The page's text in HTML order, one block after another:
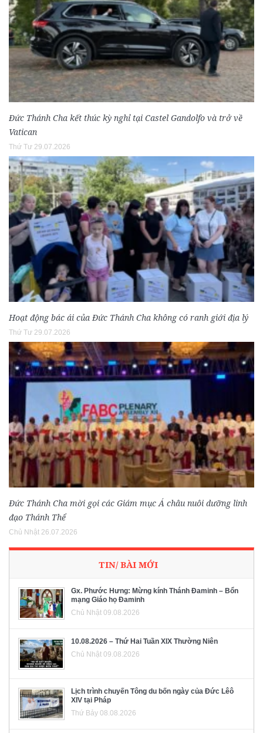
Đức Thánh Cha kết thúc kỳ nghỉ tại Castel Gandolfo và trở về
Vatican
Thứ Tư 29.07.2026
Hoạt động bác ái của Đức Thánh Cha không có ranh giới địa lý
Thứ Tư 29.07.2026
Đức Thánh Cha mời gọi các Giám mục Á châu nuôi dưỡng linh
đạo Thánh Thể
Chủ Nhật 26.07.2026
TIN/ BÀI MỚI
Gx. Phước Hưng: Mừng kính Thánh Đaminh – Bổn
mạng Giáo họ Đaminh
Chủ Nhật 09.08.2026
10.08.2026 – Thứ Hai Tuần XIX Thường Niên
Chủ Nhật 09.08.2026
Lịch trình chuyến Tông du bốn ngày của Đức Lêô
XIV tại Pháp
Thứ Bảy 08.08.2026